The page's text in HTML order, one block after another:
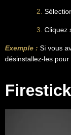
Cliquez
Exemple : Si vous
désinstallez-les pour